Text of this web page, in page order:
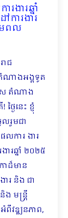
ារឆ្នាំ
ារងារ
មពល
ជ
តំណាងអង្គទូត
ស តំណាង
ៃនេះ ខ្ញុំ
រួមជា
ការ ងារ
រឆ្នាំ ២០២៥
ដ៏មាន
រ និង ជា
មន្រ្តី
ពីវឌ្ឍនភាព,